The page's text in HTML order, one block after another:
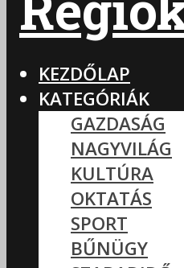
KEZDŐLAP
KATEGÓRIÁK
GAZDASÁG
NAGYVILÁG
KULTÚRA
OKTATÁS
SPORT
BŰNÜGY